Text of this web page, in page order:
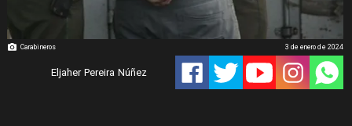
Carabineros
Eljaher Pereira Núñez
3 de enero de 2024